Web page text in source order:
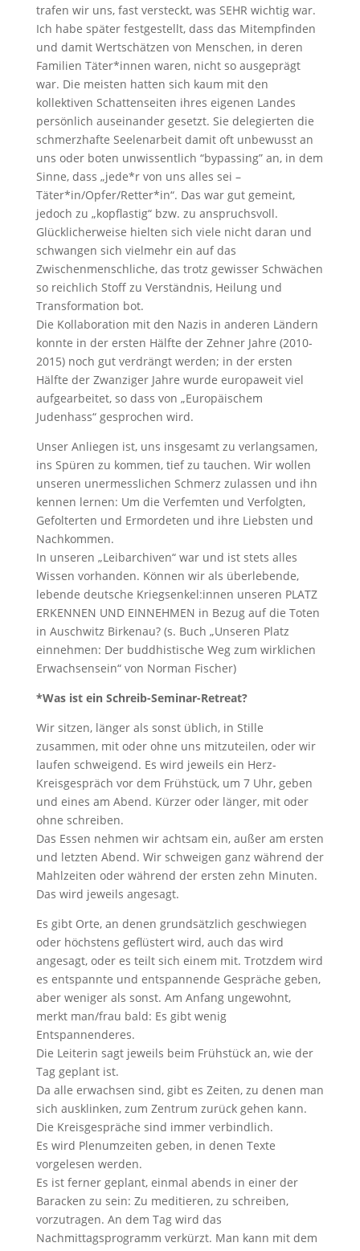
trafen wir uns, fast versteckt, was SEHR wichtig war.
Ich habe später festgestellt, dass das Mitempfinden
und damit Wertschätzen von Menschen, in deren
Familien Täter*innen waren, nicht so ausgeprägt
war. Die meisten hatten sich kaum mit den
kollektiven Schattenseiten ihres eigenen Landes
persönlich auseinander gesetzt. Sie delegierten die
schmerzhafte Seelenarbeit damit oft unbewusst an
uns oder boten unwissentlich “bypassing” an, in dem
Sinne, dass „jede*r von uns alles sei –
Täter*in/Opfer/Retter*in“. Das war gut gemeint,
jedoch zu „kopflastig“ bzw. zu anspruchsvoll.
Glücklicherweise hielten sich viele nicht daran und
schwangen sich vielmehr ein auf das
Zwischenmenschliche, das trotz gewisser Schwächen
so reichlich Stoff zu Verständnis, Heilung und
Transformation bot.
Die Kollaboration mit den Nazis in anderen Ländern
konnte in der ersten Hälfte der Zehner Jahre (2010-
2015) noch gut verdrängt werden; in der ersten
Hälfte der Zwanziger Jahre wurde europaweit viel
aufgearbeitet, so dass von „Europäischem
Judenhass“ gesprochen wird.
Unser Anliegen ist, uns insgesamt zu verlangsamen,
ins Spüren zu kommen, tief zu tauchen. Wir wollen
unseren unermesslichen Schmerz zulassen und ihn
kennen lernen: Um die Verfemten und Verfolgten,
Gefolterten und Ermordeten und ihre Liebsten und
Nachkommen.
In unseren „Leibarchiven“ war und ist stets alles
Wissen vorhanden. Können wir als überlebende,
lebende deutsche Kriegsenkel:innen unseren PLATZ
ERKENNEN UND EINNEHMEN in Bezug auf die Toten
in Auschwitz Birkenau? (s. Buch „Unseren Platz
einnehmen: Der buddhistische Weg zum wirklichen
Erwachsensein“ von Norman Fischer)
*Was ist ein Schreib-Seminar-Retreat?
Wir sitzen, länger als sonst üblich, in Stille
zusammen, mit oder ohne uns mitzuteilen, oder wir
laufen schweigend. Es wird jeweils ein Herz-
Kreisgespräch vor dem Frühstück, um 7 Uhr, geben
und eines am Abend. Kürzer oder länger, mit oder
ohne schreiben.
Das Essen nehmen wir achtsam ein, außer am ersten
und letzten Abend. Wir schweigen ganz während der
Mahlzeiten oder während der ersten zehn Minuten.
Das wird jeweils angesagt.
Es gibt Orte, an denen grundsätzlich geschwiegen
oder höchstens geflüstert wird, auch das wird
angesagt, oder es teilt sich einem mit. Trotzdem wird
es entspannte und entspannende Gespräche geben,
aber weniger als sonst. Am Anfang ungewohnt,
merkt man/frau bald: Es gibt wenig
Entspannenderes.
Die Leiterin sagt jeweils beim Frühstück an, wie der
Tag geplant ist.
Da alle erwachsen sind, gibt es Zeiten, zu denen man
sich ausklinken, zum Zentrum zurück gehen kann.
Die Kreisgespräche sind immer verbindlich.
Es wird Plenumzeiten geben, in denen Texte
vorgelesen werden.
Es ist ferner geplant, einmal abends in einer der
Baracken zu sein: Zu meditieren, zu schreiben,
vorzutragen. An dem Tag wird das
Nachmittagsprogramm verkürzt. Man kann mit dem